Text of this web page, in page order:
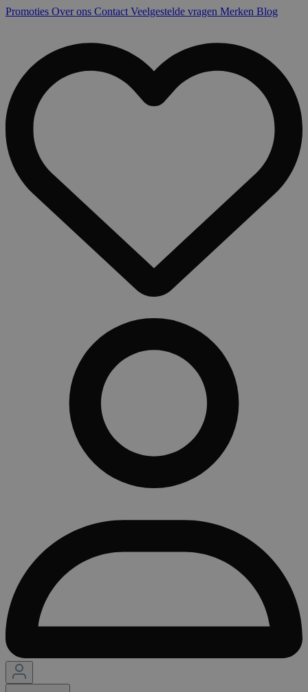
Promoties Over ons Contact Veelgestelde vragen Merken Blog